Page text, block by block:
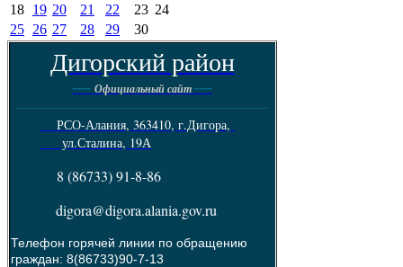
18 19 20 21 22 23 24
25 26 27 28 29 30
Дигорский район
---- Официальный сайт----
--------------------------------------------------------
РСО-Алания, 363410, г.Дигора,
ул.Сталина, 19А
8 (86733) 91-8-86
digora@digora.alania.gov.ru
Телефон горячей линии по обращению
граждан: 8(86733)90-7-13